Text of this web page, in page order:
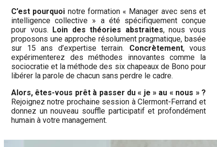
C’est pourquoi notre formation « Manager avec sens et
intelligence collective » a été spécifiquement conçue
pour vous.
Loin des théories abstraites, nous vous
proposons une approche résolument pragmatique, basée
sur 15 ans d’expertise terrain.
Concrètement, vous
expérimenterez des méthodes innovantes comme la
sociocratie et la méthode des six chapeaux de Bono pour
libérer la parole de chacun sans perdre le cadre.
Alors, êtes-vous prêt à passer du « je » au « nous » ?
Rejoignez notre prochaine session à Clermont-Ferrand et
donnez un nouveau souffle participatif et profondément
humain à votre management.